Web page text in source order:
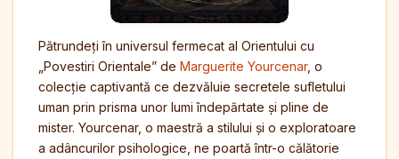
Pătrundeți în universul fermecat al Orientului cu
„Povestiri Orientale” de Marguerite Yourcenar, o
colecție captivantă ce dezvăluie secretele sufletului
uman prin prisma unor lumi îndepărtate și pline de
mister. Yourcenar, o maestră a stilului și o exploratoare
a adâncurilor psihologice, ne poartă într-o călătorie